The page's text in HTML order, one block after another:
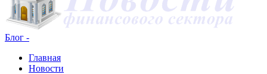
Блог -
Главная
Новости